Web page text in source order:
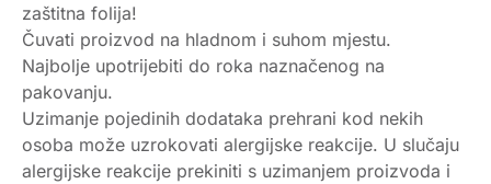
zaštitna folija!
Čuvati proizvod na hladnom i suhom mjestu.
Najbolje upotrijebiti do roka naznačenog na
pakovanju.
Uzimanje pojedinih dodataka prehrani kod nekih
osoba može uzrokovati alergijske reakcije. U slučaju
alergijske reakcije prekiniti s uzimanjem proizvoda i